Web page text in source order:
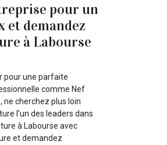
pour un
et demandez
à Labourse
pour une parfaite
comme Nef
ne cherchez plus loin
l’un des leaders dans
à Labourse avec
et demandez